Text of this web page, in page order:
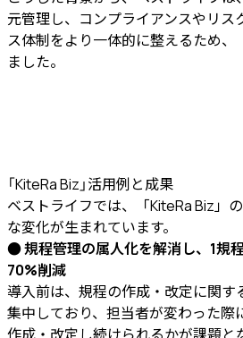
元管理し、コンプライアンスやリス
ス体制をより一体的に整えるため、
ました。
「KiteRa Biz」活用例と成果
ベストライフでは、「KiteRa Biz」
な変化が生まれています。
● 規程管理の属人化を解消し、1規
70%削減
導入前は、規程の作成・改定に関す
集中しており、担当者が変わった際